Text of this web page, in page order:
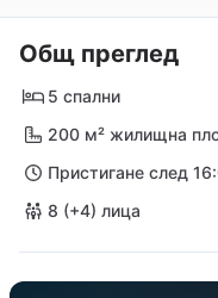
Общ преглед
5 спални
200 м² жилищна
Пристигане след
8 (+4) лица